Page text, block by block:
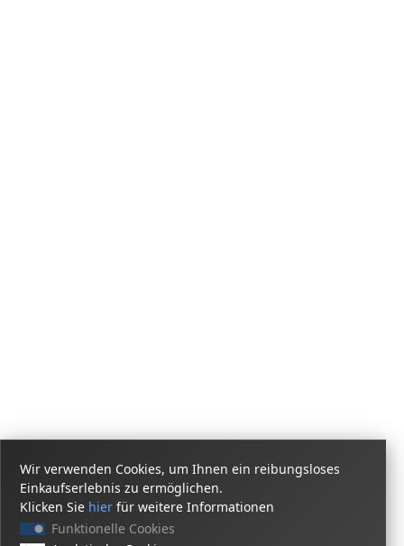
Wir verwenden Cookies, um Ihnen ein reibungsloses
Einkaufserlebnis zu ermöglichen.
Klicken Sie hier für weitere Informationen
Funktionelle Cookies